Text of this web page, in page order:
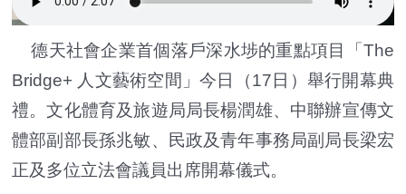
德天社會企業首個落戶深水埗的重點項目「The
Bridge+ 人文藝術空間」今日（17日）舉行開幕典
禮。文化體育及旅遊局局長楊潤雄、中聯辦宣傳文
體部副部長孫兆敏、民政及青年事務局副局長梁宏
正及多位立法會議員出席開幕儀式。